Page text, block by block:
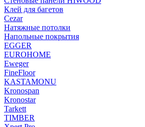
Клей для багетов
Cezar
Натяжные потолки
Напольные покрытия
EGGER
EUROHOME
Eweger
FineFloor
KASTAMONU
Kronospan
Kronostar
Tarkett
TIMBER